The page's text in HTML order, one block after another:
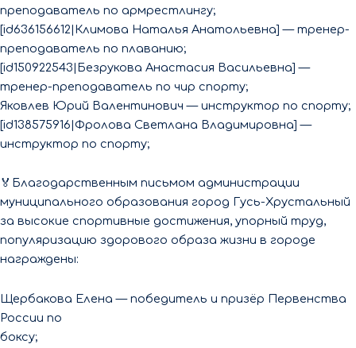
преподаватель по армрестлингу;
[id636156612|Климова Наталья Анатольевна] — тренер-
преподаватель по плаванию;
[id150922543|Безрукова Анастасия Васильевна] —
тренер-преподаватель по чир спорту;
Яковлев Юрий Валентинович — инструктор по спорту;
[id138575916|Фролова Светлана Владимировна] —
инструктор по спорту;
🏅Благодарственным письмом администрации
муниципального образования город Гусь-Хрустальный
за высокие спортивные достижения, упорный труд,
популяризацию здорового образа жизни в городе
награждены:
Щербакова Елена — победитель и призёр Первенства
России по
боксу;